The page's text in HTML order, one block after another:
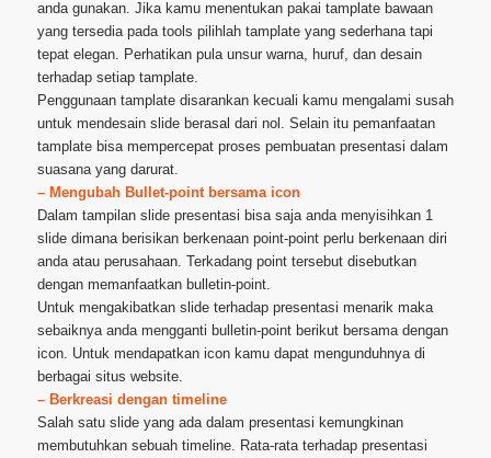
anda gunakan. Jika kamu menentukan pakai tamplate bawaan
yang tersedia pada tools pilihlah tamplate yang sederhana tapi
tepat elegan. Perhatikan pula unsur warna, huruf, dan desain
terhadap setiap tamplate.
Penggunaan tamplate disarankan kecuali kamu mengalami susah
untuk mendesain slide berasal dari nol. Selain itu pemanfaatan
tamplate bisa mempercepat proses pembuatan presentasi dalam
suasana yang darurat.
– Mengubah Bullet-point bersama icon
Dalam tampilan slide presentasi bisa saja anda menyisihkan 1
slide dimana berisikan berkenaan point-point perlu berkenaan diri
anda atau perusahaan. Terkadang point tersebut disebutkan
dengan memanfaatkan bulletin-point.
Untuk mengakibatkan slide terhadap presentasi menarik maka
sebaiknya anda mengganti bulletin-point berikut bersama dengan
icon. Untuk mendapatkan icon kamu dapat mengunduhnya di
berbagai situs website.
– Berkreasi dengan timeline
Salah satu slide yang ada dalam presentasi kemungkinan
membutuhkan sebuah timeline. Rata-rata terhadap presentasi